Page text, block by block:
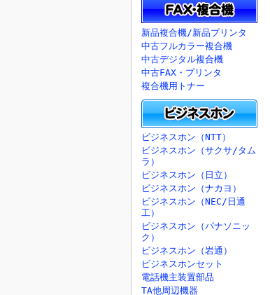
新品複合機/新品プリンタ
中古フルカラー複合機
中古デジタル複合機
中古FAX・プリンタ
複合機用トナー
ビジネスホン（NTT）
ビジネスホン（サクサ/タム
ラ）
ビジネスホン（日立）
ビジネスホン（ナカヨ）
ビジネスホン（NEC/日通
工）
ビジネスホン（パナソニッ
ク）
ビジネスホン（岩通）
ビジネスホンセット
電話機主装置部品
TA他周辺機器